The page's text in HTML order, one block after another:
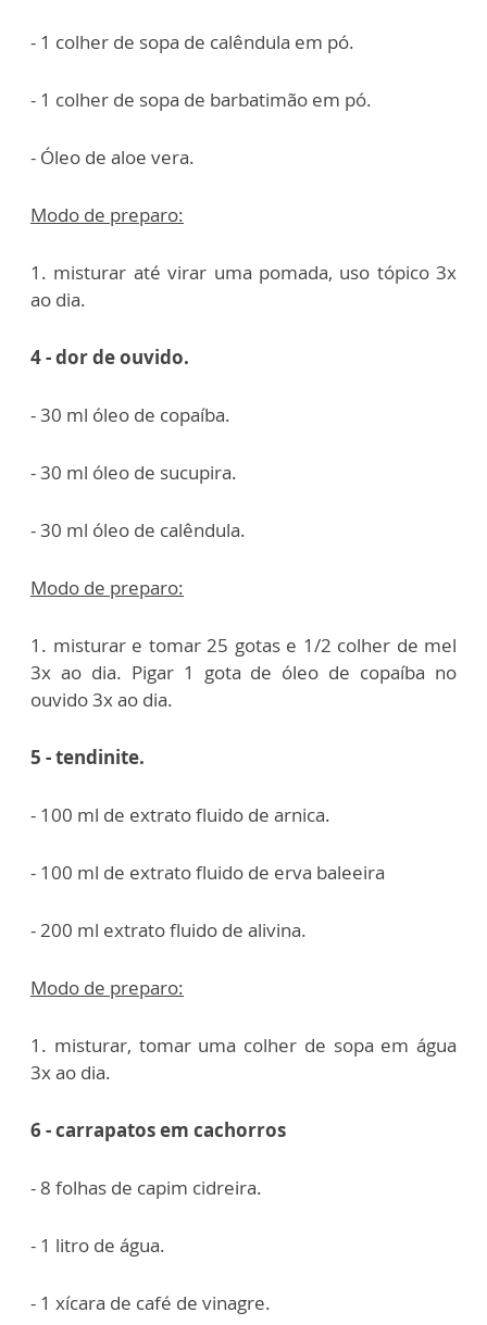
- 1 colher de sopa de calêndula em pó.
- 1 colher de sopa de barbatimão em pó.
- Óleo de aloe vera.
Modo de preparo:
1. misturar até virar uma pomada, uso tópico 3x
ao dia.
4 - dor de ouvido.
- 30 ml óleo de copaíba.
- 30 ml óleo de sucupira.
- 30 ml óleo de calêndula.
Modo de preparo:
1. misturar e tomar 25 gotas e 1/2 colher de mel
3x ao dia. Pigar 1 gota de óleo de copaíba no
ouvido 3x ao dia.
5 - tendinite.
- 100 ml de extrato fluido de arnica.
- 100 ml de extrato fluido de erva baleeira
- 200 ml extrato fluido de alivina.
Modo de preparo:
1. misturar, tomar uma colher de sopa em água
3x ao dia.
6 - carrapatos em cachorros
- 8 folhas de capim cidreira.
- 1 litro de água.
- 1 xícara de café de vinagre.